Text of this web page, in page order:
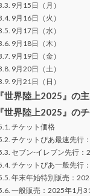
9月15日（月）
9月16日（火）
9月17日（水）
9月18日（木）
9月19日（金）
9月20日（土）
9月21日（日）
『世界陸上2025』の
『世界陸上2025』の
チケット価格
チケットぴあ最速先行
セブン-イレブン先行
チケットぴあ一般先行
年末年始特別販売：
一般販売：2025年1月